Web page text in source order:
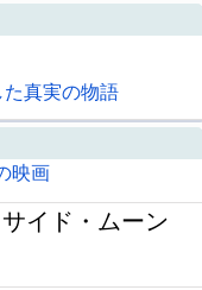
真実の物語
映画
イド・ムーン